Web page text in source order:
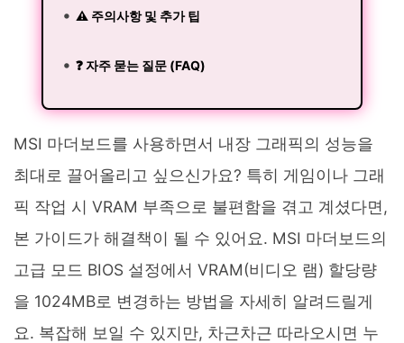
⚠️ 주의사항 및 추가 팁
❓ 자주 묻는 질문 (FAQ)
MSI 마더보드를 사용하면서 내장 그래픽의 성능을
최대로 끌어올리고 싶으신가요? 특히 게임이나 그래
픽 작업 시 VRAM 부족으로 불편함을 겪고 계셨다면,
본 가이드가 해결책이 될 수 있어요. MSI 마더보드의
고급 모드 BIOS 설정에서 VRAM(비디오 램) 할당량
을 1024MB로 변경하는 방법을 자세히 알려드릴게
요. 복잡해 보일 수 있지만, 차근차근 따라오시면 누